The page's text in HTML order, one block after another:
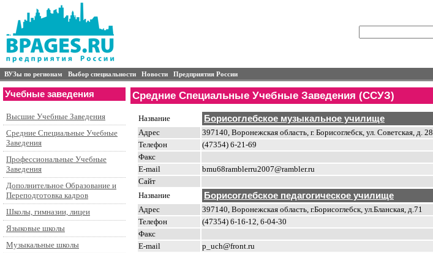
ВУЗы по регионам Выбор специальности Новости Предприятия России
Учебные заведения
Высшие Учебные Заведения
Средние Специальные Учебные
Заведения
Профессиональные Учебные
Заведения
Дополнительное Образование и
Переподготовка кадров
Школы, гимназии, лицеи
Языковые школы
Музыкальные школы
Средние Специальные Учебные Заведения (ССУЗ)
Название Борисоглебское музыкальное училище
Адрес
397140, Воронежская область, г. Борисоглебск, ул. Советская, д. 28
Телефон
(47354) 6-21-69
Факс
E-mail
bmu68ramblerru2007@rambler.ru
Сайт
Название
Борисоглебское педагогическое училище
Адрес
397140, Воронежская область, г.Борисоглебск, ул.Бланская, д.71
Телефон
(47354) 6-16-12, 6-04-30
Факс
E-mail
p_uch@front.ru